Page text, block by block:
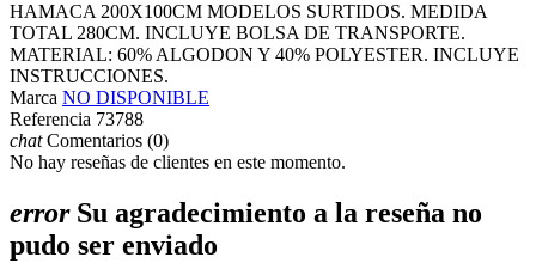
HAMACA 200X100CM MODELOS SURTIDOS. MEDIDA
TOTAL 280CM. INCLUYE BOLSA DE TRANSPORTE.
MATERIAL: 60% ALGODON Y 40% POLYESTER. INCLUYE
INSTRUCCIONES.
Marca NO DISPONIBLE
Referencia 73788
chatComentarios (0)
No hay reseñas de clientes en este momento.
errorSu agradecimiento a la reseña no
pudo ser enviado